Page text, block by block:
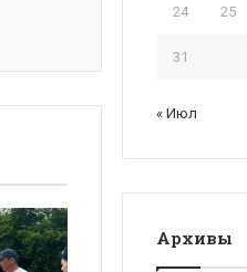
24 25
31
« Июл
Архивы